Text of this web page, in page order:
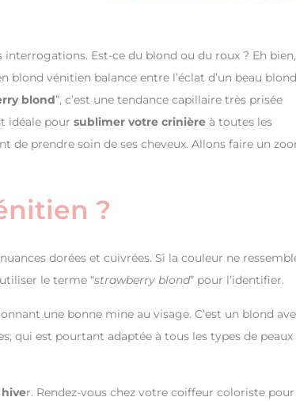
Est-ce du blond ou du roux ? Eh bien,
blond vénitien balance entre l’éclat d’un beau blond
blond”, c’est une tendance capillaire très prisée
idéale pour sublimer votre crinière à toutes les
prendre soin de ses cheveux. Allons faire un
?
dorées et cuivrées. Si la couleur ne
le terme “strawberry blond” pour l’identifier.
une bonne mine au visage. C’est un blond
qui est pourtant adaptée à tous les types de peaux
r. Rendez-vous chez votre coiffeur coloriste pour